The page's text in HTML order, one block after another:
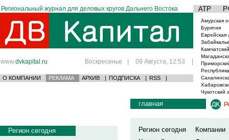
Региональный журнал для деловых кругов Дальнего Востока АТР
www.dvkapital.ru Воскресенье | 09 Августа, 12:53 |
О КОМПАНИИ РЕКЛАМА АРХИВ | ПОДПИСКА | RSS |
Амурская
Бурятия
Еврейская
Чукотский
Регион сегодня
главная
Регион сегодня
Компании